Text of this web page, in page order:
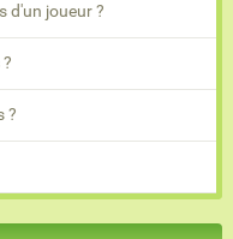
d'un joueur ?
?